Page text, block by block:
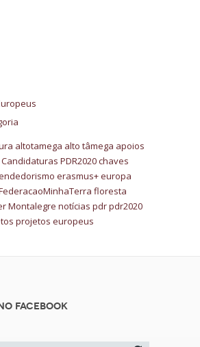
altotamega alto tâmega apoios
Candidaturas PDR2020chaves
erasmus+europa
floresta
Montalegre notícias pdrpdr2020
projetos europeus
Facebook